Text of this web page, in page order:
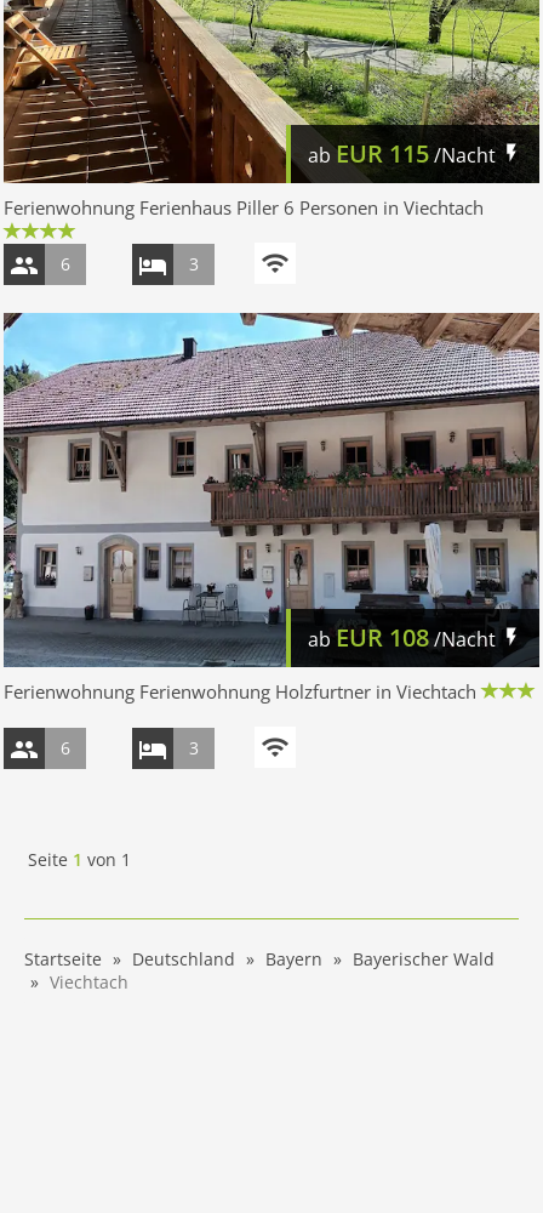
abEUR 115/Nacht
Ferienwohnung Ferienhaus Piller 6 Personen in Viechtach
6 3
ab EUR 108/Nacht
Ferienwohnung Ferienwohnung Holzfurtner in Viechtach
6 3
Seite 1 von 1
Startseite Deutschland Bayern
Bayerischer Wald
Viechtach